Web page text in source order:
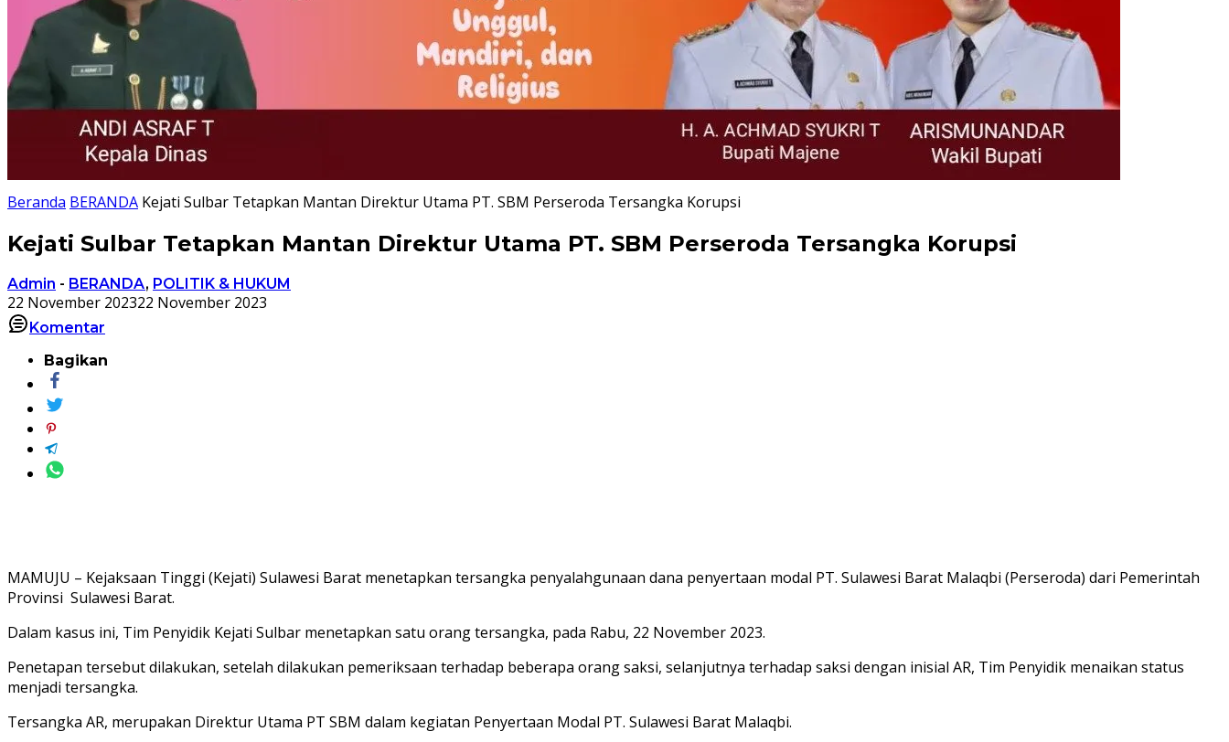
Beranda BERANDA Kejati Sulbar Tetapkan Mantan Direktur Utama PT. SBM Perseroda Tersangka Korupsi
Kejati Sulbar Tetapkan Mantan Direktur Utama PT. SBM Perseroda Tersangka Korupsi
Admin - BERANDA, POLITIK & HUKUM
22 November 202322 November 2023
Komentar
Bagikan
MAMUJU – Kejaksaan Tinggi (Kejati) Sulawesi Barat menetapkan tersangka penyalahgunaan dana penyertaan modal PT. Sulawesi Barat Malaqbi (Perseroda) dari Pemerintah
Provinsi Sulawesi Barat.
Dalam kasus ini, Tim Penyidik Kejati Sulbar menetapkan satu orang tersangka, pada Rabu, 22 November 2023.
Penetapan tersebut dilakukan, setelah dilakukan pemeriksaan terhadap beberapa orang saksi, selanjutnya terhadap saksi dengan inisial AR, Tim Penyidik menaikan status
menjadi tersangka.
Tersangka AR, merupakan Direktur Utama PT SBM dalam kegiatan Penyertaan Modal PT. Sulawesi Barat Malaqbi.